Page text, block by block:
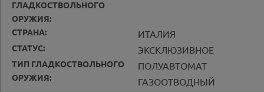
ГЛАДКОСТВОЛЬНОГО
ОРУЖИЯ:
СТРАНА: ИТАЛИЯ
СТАТУС: ЭКСКЛЮЗИВНОЕ
ТИП ГЛАДКОСТВОЛЬНОГО
ОРУЖИЯ:
ПОЛУАВТОМАТ
ГАЗООТВОДНЫЙ